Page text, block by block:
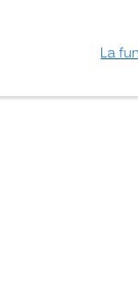
La